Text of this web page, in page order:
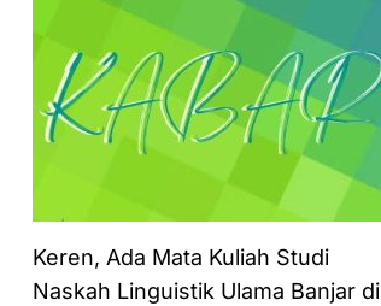
Keren, Ada Mata Kuliah Studi
Naskah Linguistik Ulama Banjar di